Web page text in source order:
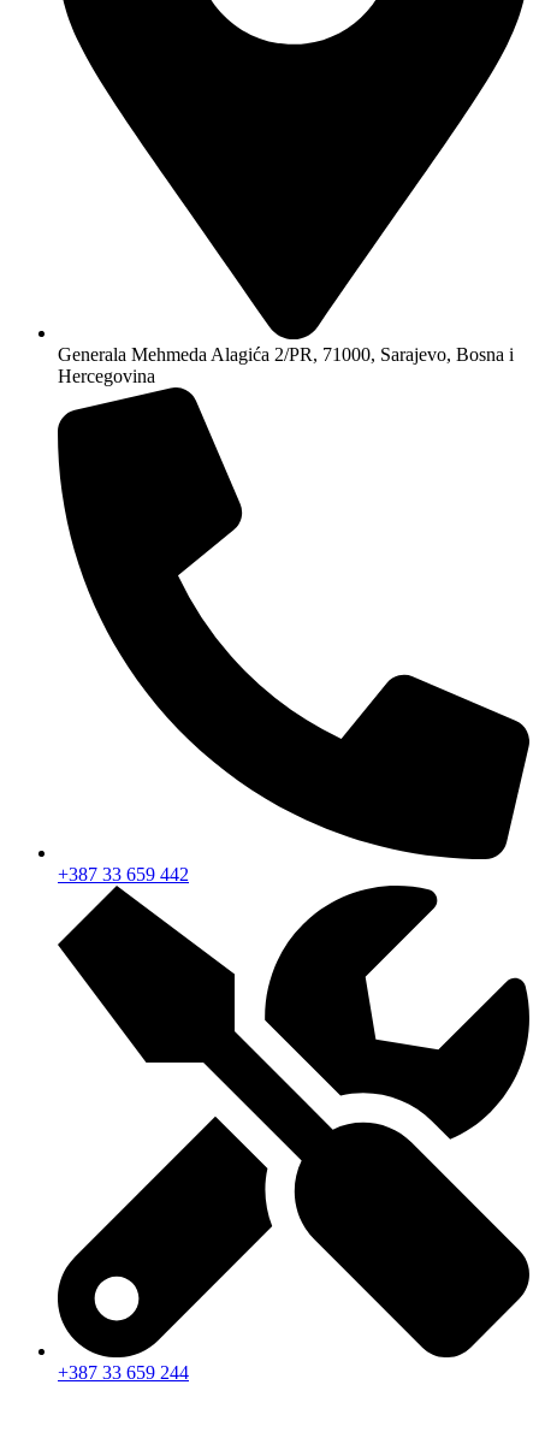
Generala Mehmeda Alagića 2/PR, 71000, Sarajevo, Bosna i
Hercegovina
+387 33 659 442
+387 33 659 244